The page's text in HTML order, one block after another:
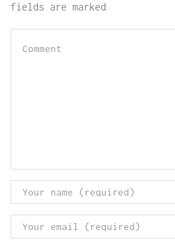
fields are marked